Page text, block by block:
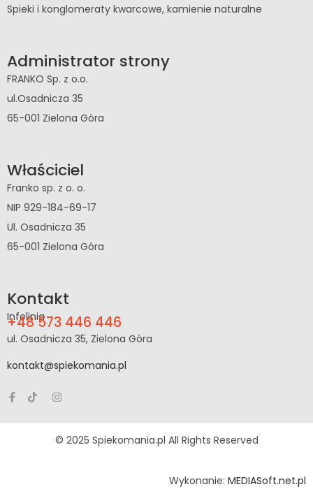
Spieki i konglomeraty kwarcowe, kamienie naturalne
Administrator strony
FRANKO Sp. z o.o.
ul.Osadnicza 35
65-001 Zielona Góra
Właściciel
Franko sp. z o. o.
NIP 929-184-69-17
Ul. Osadnicza 35
65-001 Zielona Góra
Kontakt
Infolinia
+48 573 446 446
ul. Osadnicza 35, Zielona Góra
kontakt@spiekomania.pl
© 2025 Spiekomania.pl All Rights Reserved
Wykonanie: MEDIASoft.net.pl